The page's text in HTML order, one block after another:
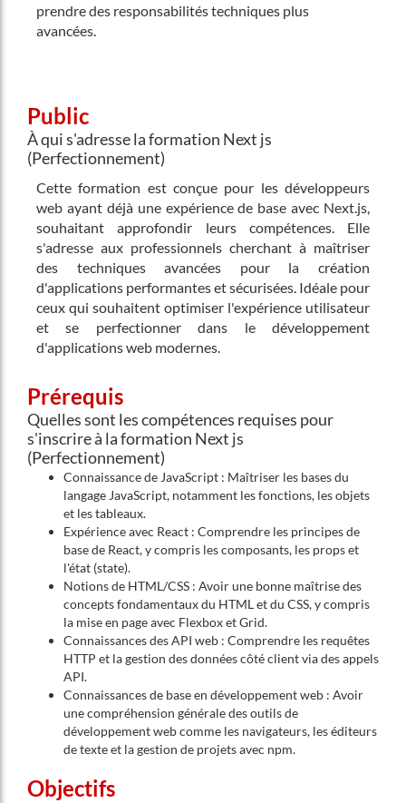
prendre des responsabilités techniques plus
avancées.
Public
À qui s'adresse la formation Next js
(Perfectionnement)
Cette formation est conçue pour les développeurs
web ayant déjà une expérience de base avec Next.js,
souhaitant approfondir leurs compétences. Elle
s'adresse aux professionnels cherchant à maîtriser
des techniques avancées pour la création
d'applications performantes et sécurisées. Idéale pour
ceux qui souhaitent optimiser l'expérience utilisateur
et se perfectionner dans le développement
d'applications web modernes.
Prérequis
Quelles sont les compétences requises pour
s'inscrire à la formation Next js
(Perfectionnement)
Connaissance de JavaScript : Maîtriser les bases du
langage JavaScript, notamment les fonctions, les objets
et les tableaux.
Expérience avec React : Comprendre les principes de
base de React, y compris les composants, les props et
l'état (state).
Notions de HTML/CSS : Avoir une bonne maîtrise des
concepts fondamentaux du HTML et du CSS, y compris
la mise en page avec Flexbox et Grid.
Connaissances des API web : Comprendre les requêtes
HTTP et la gestion des données côté client via des appels
API.
Connaissances de base en développement web : Avoir
une compréhension générale des outils de
développement web comme les navigateurs, les éditeurs
de texte et la gestion de projets avec npm.
Objectifs